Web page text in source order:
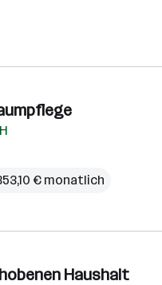
€ monatlich
Haushalt